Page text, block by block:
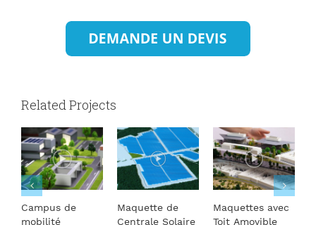
Related Projects
Campus de
mobilité
Maquette de
Centrale Solaire
Maquettes avec
Toit Amovible